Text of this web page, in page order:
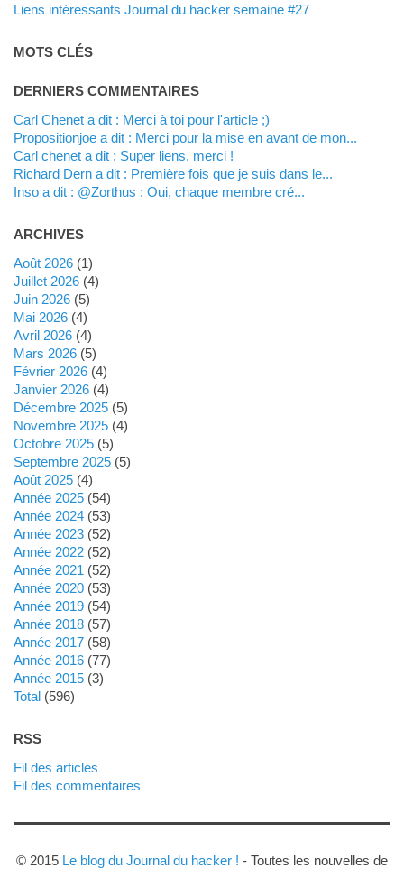
Liens intéressants Journal du hacker semaine #27
MOTS CLÉS
DERNIERS COMMENTAIRES
Carl Chenet a dit : Merci à toi pour l'article ;)
propositionjoe a dit : Merci pour la mise en avant de mon...
Carl chenet a dit : Super liens, merci !
Richard Dern a dit : Première fois que je suis dans le...
inso a dit : @Zorthus : Oui, chaque membre cré...
ARCHIVES
août 2026(1)
juillet 2026(4)
juin 2026(5)
mai 2026(4)
avril 2026(4)
mars 2026(5)
février 2026(4)
janvier 2026(4)
décembre 2025(5)
novembre 2025(4)
octobre 2025(5)
septembre 2025(5)
août 2025(4)
année 2025(54)
année 2024(53)
année 2023(52)
année 2022(52)
année 2021(52)
année 2020(53)
année 2019(54)
année 2018(57)
année 2017(58)
année 2016(77)
année 2015(3)
total (596)
RSS
Fil des articles
Fil des commentaires
© 2015 Le blog du Journal du hacker ! - Toutes les nouvelles de